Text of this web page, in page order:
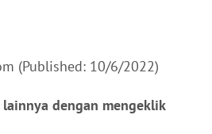
(Published: 10/6/2022)
dengan mengeklik